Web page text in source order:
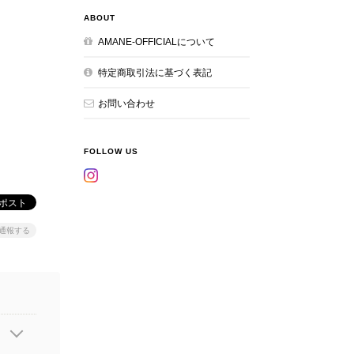
報する
ABOUT
AMANE-OFFICIALについて
特定商取引法に基づく表記
お問い合わせ
FOLLOW US